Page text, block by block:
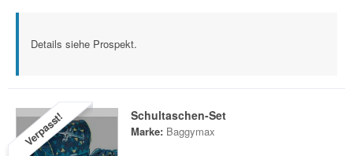
Details siehe Prospekt.
Verpasst! Schultaschen-Set
Marke: Baggymax